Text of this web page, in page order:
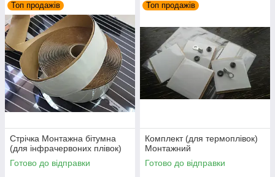
Топ продажів
Стрічка Монтажна бітумна
(для інфрачервоних плівок)
Готово до відправки
Топ продажів
Комплект (для термоплівок)
Монтажний
Готово до відправки